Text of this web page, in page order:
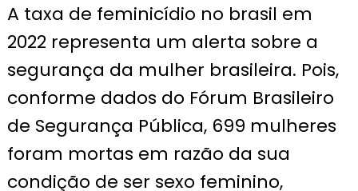
A taxa de feminicídio no brasil em
2022 representa um alerta sobre a
segurança da mulher brasileira. Pois,
conforme dados do Fórum Brasileiro
de Segurança Pública, 699 mulheres
foram mortas em razão da sua
condição de ser sexo feminino,